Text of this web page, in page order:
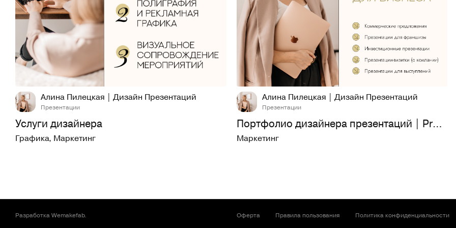
Алина Пилецкая | Дизайн Презентаций
Презентации
Услуги дизайнера
Графика, Маркетинг
24 1,4K
Алина Пилецкая | Дизайн Презентаций
Презентации
Портфолио дизайнера презентаций | Presentation design
Маркетинг
РазработкаWemakefab. Оферта Правила пользования Политика конфиденциальности